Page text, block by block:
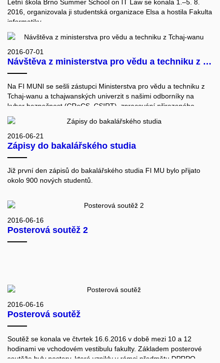
Jana Eitlerová, Mgr. Vanda Cabanová, Mgr. Markéta Szydlowska,
Mgr. Miroslava Jarešová.
Letní škola Brno Summer School on IT Law se konala 1.–5. 8.
2016, organizovala ji studentská organizace Elsa a hostila Fakulta
informatiky.
Letní škola byla mezinárodní, studenti byli ze všech koutů světa,
například z Francie, Běloruska nebo Ukrajiny. Na FI si poslechli
celou řadu přednášek (třeba o licencích software) a navštívili
laboratoř CRoCS, kde si vyzkoušeli čtení biometrických pasů a
2016-07-01
Návštěva z ministerstva pro vědu a techniku z Tchaj-wanu
Na FI MUNI se sešli zástupci Ministerstva pro vědu a techniku z
Tchaj-wanu a tchajwanských univerzit s našimi odborníky na
kyber bezpečnost (CRoCS, CSIRT), zpracování přirozeného
jazyka (NLP) a na problematiku indexování rozsáhlých dat (DISA)
a společně diskutovali o navázání další spolupráce v těchto
klíčových oblastech.
Přítomni byli i zástupci rektorátu Masarykovy univerzity, kteří se s
2016-06-21
Zápisy do bakalářského studia
Již první den zápisů do bakalářského studia FI MU bylo přijato
okolo 900 nových studentů.
2016-06-16
Posterová soutěž 2
2016-06-16
Posterová soutěž
Soutěž se konala ve čtvrtek 16.6.2016 v době mezi 10 a 12
hodinami ve vchodovém vestibulu fakulty. Základem posterové
soutěže byly postery, které vznikly v rámci předmětu DPRPO.